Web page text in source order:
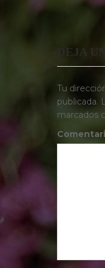
DEJA
Tu
publicada.
marcados